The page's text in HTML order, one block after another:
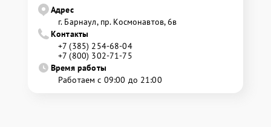
Адрес
г. Барнаул, ​пр. Космонавтов, 6в
Контакты
+7 (385) 254-68-04
+7 (800) 302-71-75
Время работы
Работаем с 09:00 до 21:00